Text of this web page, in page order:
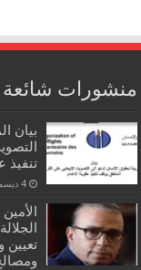
منشورات شائعة
بيان
تنفيذ
4 ديسمبر، 2018
تعيين